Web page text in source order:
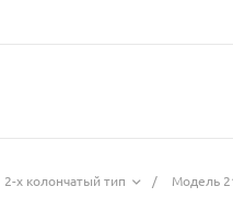
2-х колончатый тип / Модель